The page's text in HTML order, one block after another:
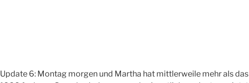
Update 6: Montag morgen und Martha hat mittlerweile mehr als das